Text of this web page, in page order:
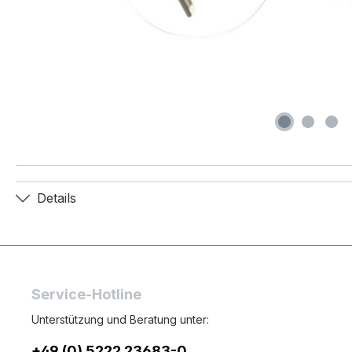
Details
Service-Hotline
Unterstützung und Beratung unter: